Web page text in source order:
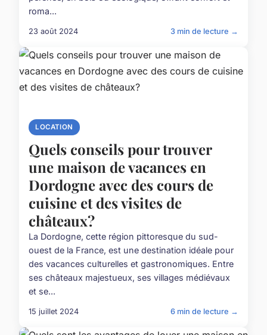
roma...
23 août 2024 3 min de lecture →
LOCATION
Quels conseils pour trouver
une maison de vacances en
Dordogne avec des cours de
cuisine et des visites de
châteaux?
La Dordogne, cette région pittoresque du sud-
ouest de la France, est une destination idéale pour
des vacances culturelles et gastronomiques. Entre
ses châteaux majestueux, ses villages médiévaux
et se...
15 juillet 2024 6 min de lecture →